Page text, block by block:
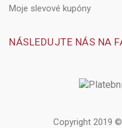
Moje slevové kupóny
NÁSLEDUJTE NÁS NA
Copyright 2019